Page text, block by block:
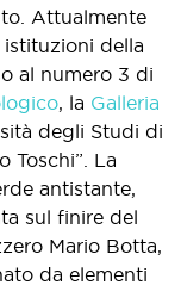
Attualmente
della
al numero 3 di
, la Galleria
degli Studi di
Toschi”. La
antistante,
sul finire del
Mario Botta,
da elementi